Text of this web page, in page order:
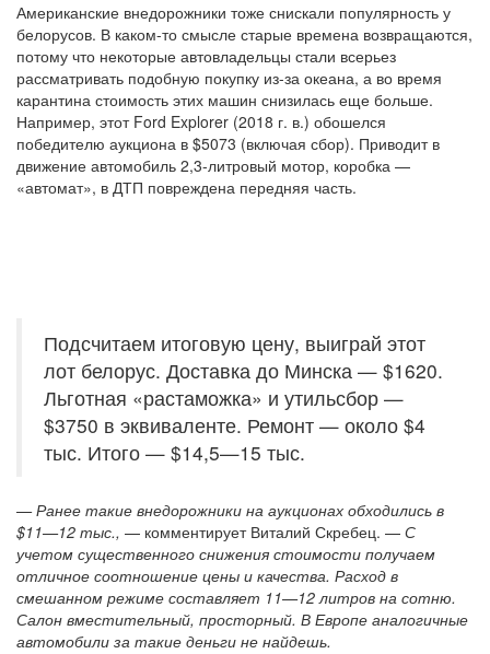
Американские внедорожники тоже снискали популярность у
белорусов. В каком-то смысле старые времена возвращаются,
потому что некоторые автовладельцы стали всерьез
рассматривать подобную покупку из-за океана, а во время
карантина стоимость этих машин снизилась еще больше.
Например, этот Ford Explorer (2018 г. в.) обошелся
победителю аукциона в $5073 (включая сбор). Приводит в
движение автомобиль 2,3-литровый мотор, коробка —
«автомат», в ДТП повреждена передняя часть.
Подсчитаем итоговую цену, выиграй этот
лот белорус. Доставка до Минска — $1620.
Льготная «растаможка» и утильсбор —
$3750 в эквиваленте. Ремонт — около $4
тыс. Итого — $14,5—15 тыс.
— Ранее такие внедорожники на аукционах обходились в
$11—12 тыс., — комментирует Виталий Скребец. — С
учетом существенного снижения стоимости получаем
отличное соотношение цены и качества. Расход в
смешанном режиме составляет 11—12 литров на сотню.
Салон вместительный, просторный. В Европе аналогичные
автомобили за такие деньги не найдешь.